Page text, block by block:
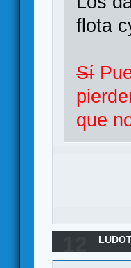
flota
Sí
que